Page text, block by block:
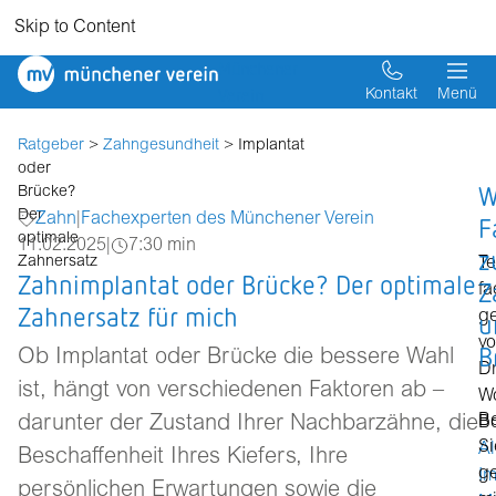
Skip to Content
Münchener
Kontakt Menü
Ratgeber > Zahngesundheit > Implantat
oder
Brücke?
Der
optimale
Zahnersatz
Zahn Fachexperten des Münchener Verein
11.02.2025
7:30 min
Zahnimplantat oder Brücke? Der optimale
Zahnersatz für mich
Ob Implantat oder Brücke die bessere Wahl
ist, hängt von verschiedenen Faktoren ab –
darunter der Zustand Ihrer Nachbarzähne, die
Beschaffenheit Ihres Kiefers, Ihre
persönlichen Erwartungen sowie die